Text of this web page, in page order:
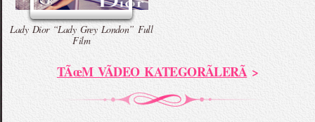
Lady Dior “Lady Grey London” Full
Film
TÃœM VÃDEO KATEGORÃLERÃ>